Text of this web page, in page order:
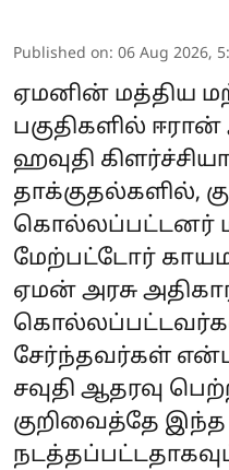
Published on: 06 Aug 2026,
ஏமனின் மத்திய
பகுதிகளில்
ஹவுதி
தாக்குதல்களில்,
கொல்லப்பட்டனர்
மேற்பட்டோர்
ஏமன் அரசு
சேர்ந்தவர்கள்
சவுதி ஆதரவு
குறிவைத்தே